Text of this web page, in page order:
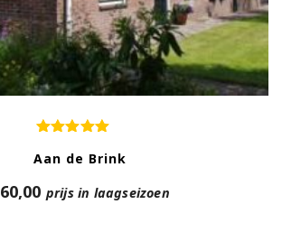
Aan de Brink
60,00 prijs in laagseizoen